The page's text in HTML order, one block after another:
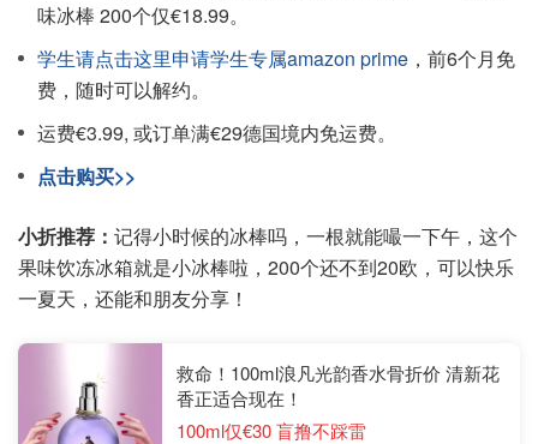
味冰棒 200个仅€18.99。
学生请点击这里申请学生专属amazon prime ，前6个月免
费，随时可以解约。
运费€3.99, 或订单满€29德国境内免运费。
点击购买>>
小折推荐： 记得小时候的冰棒吗，一根就能嘬一下午，这个
果味饮冻冰箱就是小冰棒啦，200个还不到20欧，可以快乐
一夏天，还能和朋友分享！
救命！100ml浪凡光韵香水骨折价 清新花
香正适合现在！
100ml仅€30 盲撸不踩雷